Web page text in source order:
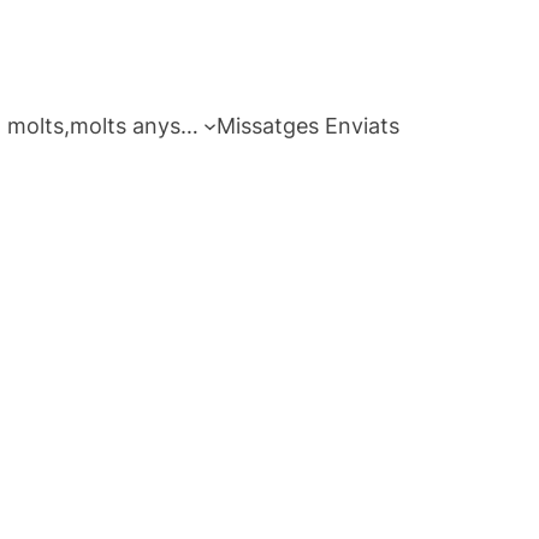
molts,molts anys… Missatges Enviats